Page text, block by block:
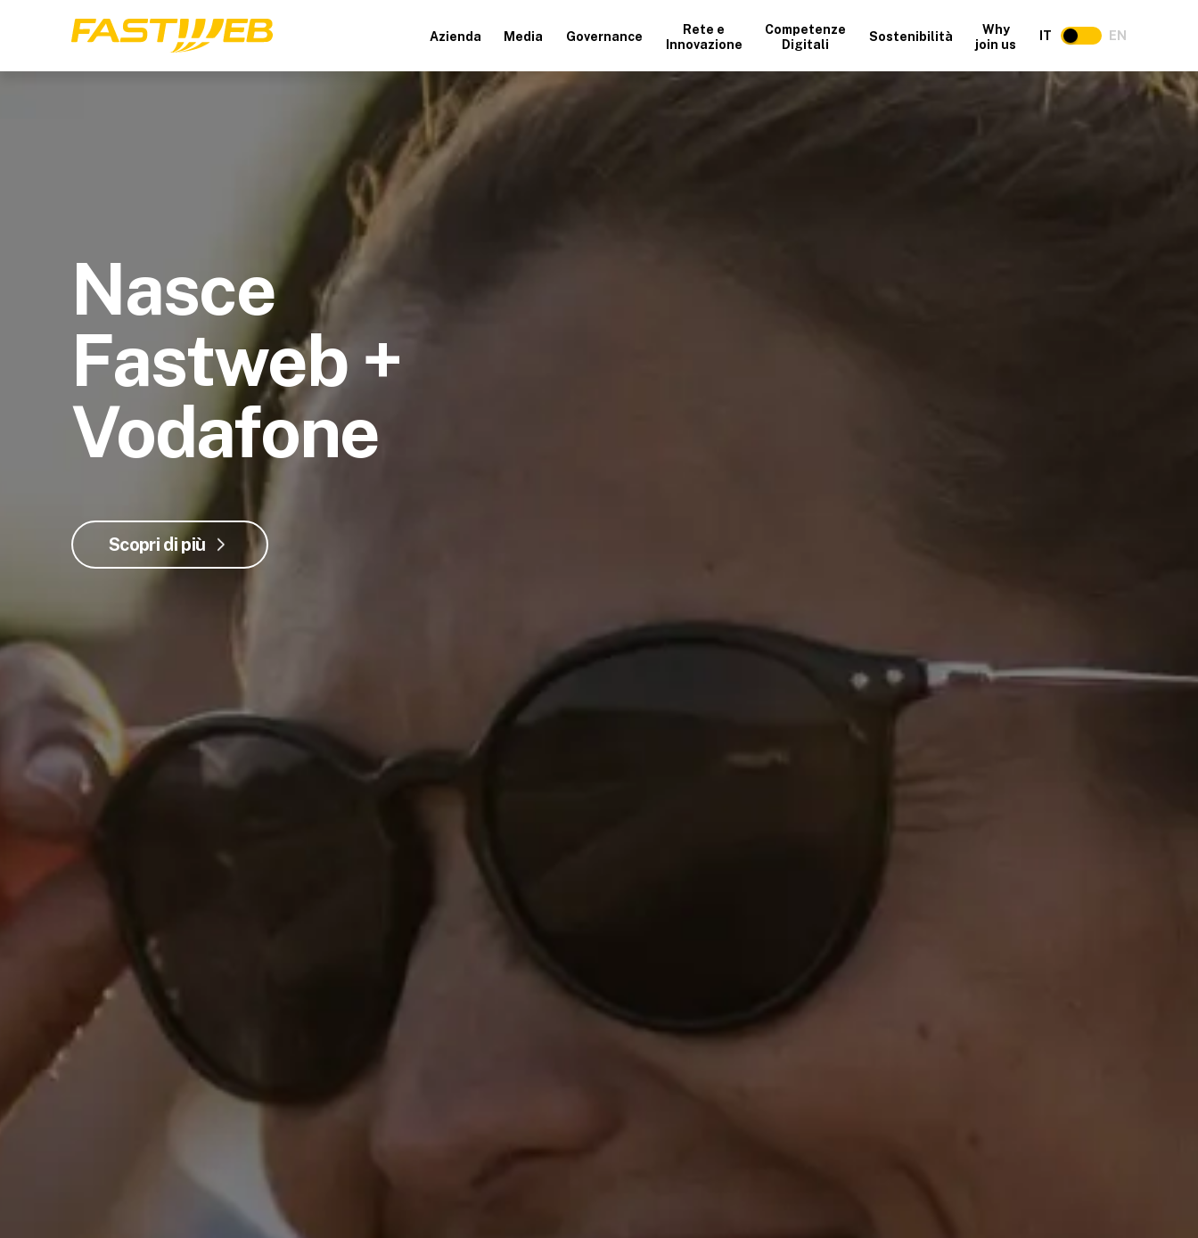
Azienda Media Governance
Rete e
Innovazione
Competenze
Digitali
Sostenibilità
Why
join us
IT EN
Nasce
Fastweb +
Vodafone
Scopri di più